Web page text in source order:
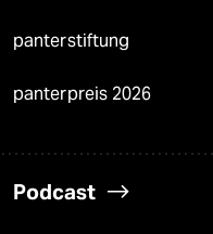
panterstiftung
panterpreis 2026
Podcast